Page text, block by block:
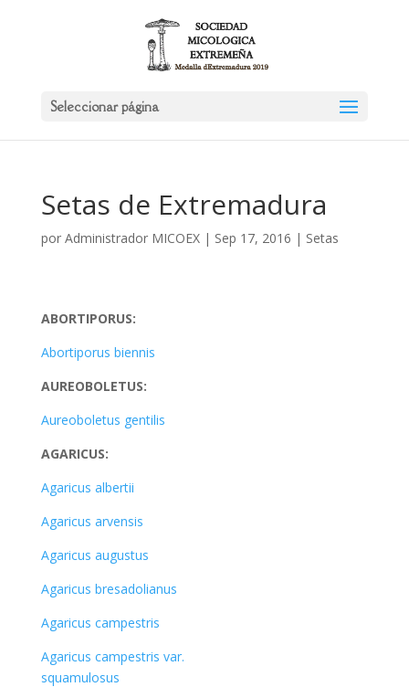
Seleccionar página
Setas de Extremadura
por Administrador MICOEX| Sep 17, 2016 | Setas
ABORTIPORUS:
Abortiporus biennis
AUREOBOLETUS:
Aureoboletus gentilis
AGARICUS:
Agaricus albertii
Agaricus arvensis
Agaricus augustus
Agaricus bresadolianus
Agaricus campestris
Agaricus campestris var.
squamulosus